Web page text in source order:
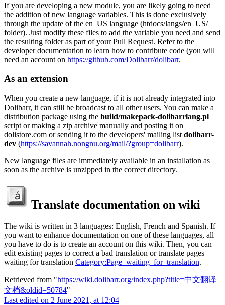
If you are developing a new module, you are likely going to need
the addition of new language variables. This is done exclusively
through the update of the en_US language (htdocs/langs/en_US/
folder). Just modify these files to add the variable you need and send
the resulting folder as part of your Pull Request. Refer to the
developer documentation to learn how to contribute code (you will
need an account on https://github.com/Dolibarr/dolibarr.
As an extension
When you create a new language, if it is not already integrated into
Dolibarr, it can still be broadcast to all other users. You can make a
distribution package using the build/makepack-dolibarrlang.pl
script or making a zip archive manually and posting it on
dolistore.com or sending it to the developers' mailing list dolibarr-
dev (https://savannah.nongnu.org/mail/?group=dolibarr).
New language files are immediately available in an installation as
soon as the archive is unzipped in the correct directory.
Translate documentation on wiki
The wiki is written in 3 languages: English, French and Spanish. If
you want to enhance documentation on one of these languages, all
you have to do is to create an account on this wiki. Then, you can
edit existing pages to correct a bad translation or translate pages
waiting for translation Category:Page_waiting_for_translation.
Retrieved from "https://wiki.dolibarr.org/index.php?title=中文翻译
文档&oldid=50784"
Last edited on 2 June 2021, at 12:04